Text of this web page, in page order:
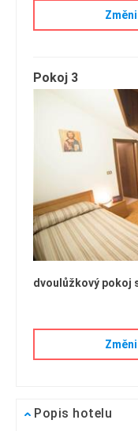
Pokoj 3
dvoulůžkový pokoj
Popis hotelu